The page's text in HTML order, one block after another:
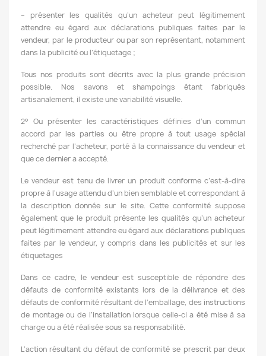
– présenter les qualités qu’un acheteur peut légitimement
attendre eu égard aux déclarations publiques faites par le
vendeur, par le producteur ou par son représentant, notamment
dans la publicité ou l’étiquetage ;
Tous nos produits sont décrits avec la plus grande précision
possible. Nos savons et shampoings étant fabriqués
artisanalement, il existe une variabilité visuelle.
2° Ou présenter les caractéristiques définies d’un commun
accord par les parties ou être propre à tout usage spécial
recherché par l’acheteur, porté à la connaissance du vendeur et
que ce dernier a accepté.
Le vendeur est tenu de livrer un produit conforme c’est-à-dire
propre à l’usage attendu d’un bien semblable et correspondant à
la description donnée sur le site. Cette conformité suppose
également que le produit présente les qualités qu’un acheteur
peut légitimement attendre eu égard aux déclarations publiques
faites par le vendeur, y compris dans les publicités et sur les
étiquetages
Dans ce cadre, le vendeur est susceptible de répondre des
défauts de conformité existants lors de la délivrance et des
défauts de conformité résultant de l’emballage, des instructions
de montage ou de l’installation lorsque celle-ci a été mise à sa
charge ou a été réalisée sous sa responsabilité.
L’action résultant du défaut de conformité se prescrit par deux